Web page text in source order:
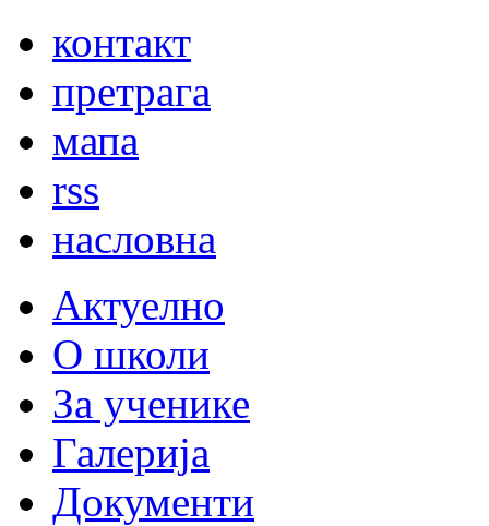
контакт
претрага
мапа
rss
насловна
Актуелно
О школи
За ученике
Галерија
Документи